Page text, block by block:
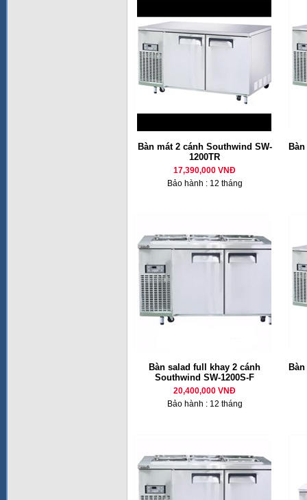
Bàn mát 2 cánh Southwind SW-
1200TR
17,390,000 VNĐ
Bảo hành : 12 tháng
Bàn salad full khay 2 cánh
Southwind SW-1200S-F
20,400,000 VNĐ
Bảo hành : 12 tháng